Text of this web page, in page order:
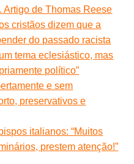
Artigo de Thomas Reese
cristãos dizem que a
do passado racista
tema eclesiástico, mas
político”
e sem
preservativos e
italianos: “Muitos
prestem atenção!”